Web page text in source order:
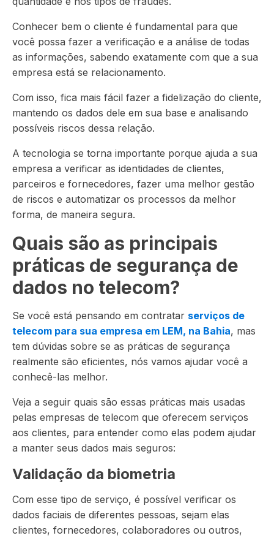
Conhecer bem o cliente é fundamental para que
você possa fazer a verificação e a análise de todas
as informações, sabendo exatamente com que a sua
empresa está se relacionamento.
Com isso, fica mais fácil fazer a fidelização do cliente,
mantendo os dados dele em sua base e analisando
possíveis riscos dessa relação.
A tecnologia se torna importante porque ajuda a sua
empresa a verificar as identidades de clientes,
parceiros e fornecedores, fazer uma melhor gestão
de riscos e automatizar os processos da melhor
forma, de maneira segura.
Quais são as principais
práticas de segurança de
dados no telecom?
Se você está pensando em contratar serviços de
telecom para sua empresa em LEM, na Bahia, mas
tem dúvidas sobre se as práticas de segurança
realmente são eficientes, nós vamos ajudar você a
conhecê-las melhor.
Veja a seguir quais são essas práticas mais usadas
pelas empresas de telecom que oferecem serviços
aos clientes, para entender como elas podem ajudar
a manter seus dados mais seguros:
Validação da biometria
Com esse tipo de serviço, é possível verificar os
dados faciais de diferentes pessoas, sejam elas
clientes, fornecedores, colaboradores ou outros,